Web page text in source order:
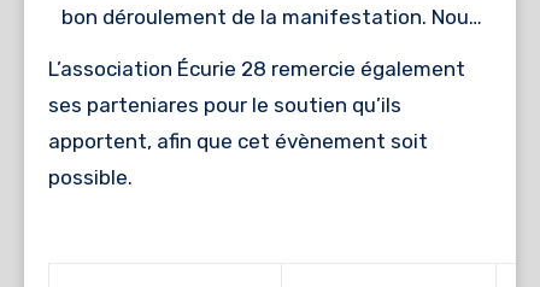
bon déroulement de la manifestation. Nous
remercions aussi les municipalités de
L’association Écurie 28 remercie également
ses parteniares pour le soutien qu’ils
apportent, afin que cet évènement soit
possible.